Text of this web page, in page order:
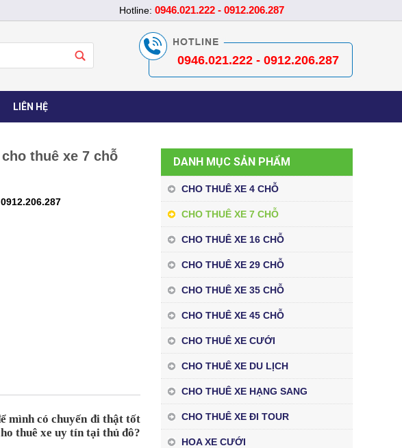
0946.021.222 - 0912.206.287
LIÊN HỆ
thuê xe 7 chỗ
0912.206.287
mình có chuyến đi thật tốt
thuê xe uy tín tại thủ đô?
DANH MỤC SẢN PHẨM
CHO THUÊ XE 4 CHỖ
CHO THUÊ XE 7 CHỖ
CHO THUÊ XE 16 CHỖ
CHO THUÊ XE 29 CHỖ
CHO THUÊ XE 35 CHỖ
CHO THUÊ XE 45 CHỖ
CHO THUÊ XE CƯỚI
CHO THUÊ XE DU LỊCH
CHO THUÊ XE HẠNG SANG
CHO THUÊ XE ĐI TOUR
HOA XE CƯỚI
Hotline: 0946.021.222 - 0912.206.287